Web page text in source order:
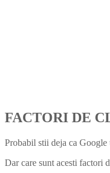
FACTORI DE
Probabil stii deja ca Google
Dar care sunt acesti factori